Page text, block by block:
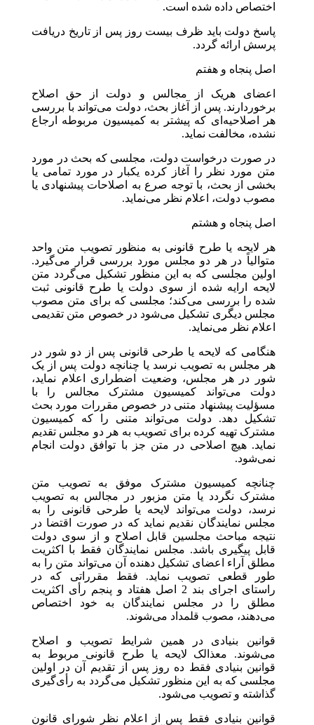
اختصاص داده شده است.
پاسخ دولت باید ظرف بیست روز پس از تاریخ دریافت
پرسش ارائه گردد.
اصل پنجاه و هفتم
اعضای هریک از مجالس و دولت از حق اصلاح
برخوردارند. پس از آغاز بحث، دولت می‌تواند با بررسی
هر اصلاحیه‌ای که پیشتر به کمیسیون مربوطه ارجاع
نشده، مخالفت نماید.
در صورت درخواست دولت، مجلسی که بحث در مورد
متن مورد نظر را آغاز کرده یکبار در مورد تمامی یا
بخشی از بحث، با توجه صرع به اصلاحات پیشنهادی یا
مصوب دولت، اعلام نظر می‌نماید.
اصل پنجاه و هشتم
هر لایحه یا طرح قانونی به منظور تصویب متن واحد
متوالیاً در هر دو مجلس مورد بررسی قرار می‌گیرد.
اولین مجلسی که به این منظور تشکیل می‌گردد متن
لایحه ارایه شده از سوی دولت یا طرح قانونی ثبت
شده را بررسی می‌کند؛ مجلسی که برای متن مصوب
مجلس دیگری تشکیل می‌شود در خصوص متن تقدیمی
اعلام نظر می‌نماید.
هنگامی که لایحه یا طرحی قانونی پس از دو شور در
هر مجلس به تصویب نرسد یا چنانچه دولت پس از یک
شور در هر مجلس، وضعیت اضطراری اعلام نماید،
دولت می‌تواند کمیسیون مشترک مجالس را با
مسؤلیت پیشنهاد متنی در خصوص مقررات مورد بحث
تشکیل دهد. دولت می‌تواند متنی را که کمیسیون
مشترک تهیه کرده برای تصویب به هر دو مجلس تقدیم
نماید. هیچ اصلاحی در متن جز با توافق دولت انجام
نمی‌شود.
چنانچه کمیسیون مشترک موفق به تصویب متن
مشترک نگردد یا متن مزبور در مجالس به تصویب
نرسد، دولت می‌تواند لایحه یا طرحی قانونی را به
مجلس نمایندگان نقدیم نماید که در صورت اقتضا در
نتیجه مباحث مجلسین قابل اصلاح و از سوی دولت
قابل پیگیری باشد. مجلس نمایندگان فقط با اکثریت
مطلق آراء اعضای تشکیل دهنده آن می‌تواند متن را به
طور قطعی تصویب نماید. فقط مقرراتی که در
راستای اجرای بند 2 اصل هفتاد و پنجم رأی اکثریت
مطلق را در مجلس نمایندگان به خود اختصاص
می‌دهند، مصوب قلمداد می‌شوند.
قوانین بنیادی در همین شرایط تصویب و اصلاح
می‌شوند. معذالک لایحه یا طرح قانونی مربوط به
قوانین بنیادی فقط ده روز پس از تقدیم آن در اولین
مجلسی که به این منظور تشکیل می‌گردد به رأی‌گیری
گذاشته و تصویب می‌شود.
قوانین بنیادی فقط پس از اعلام نظر شورای قانون